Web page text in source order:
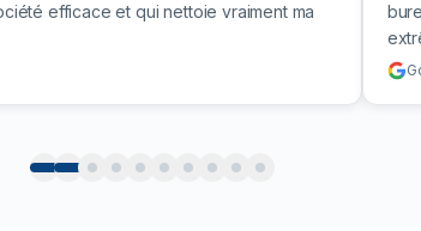
efficace et qui nettoie vraiment ma